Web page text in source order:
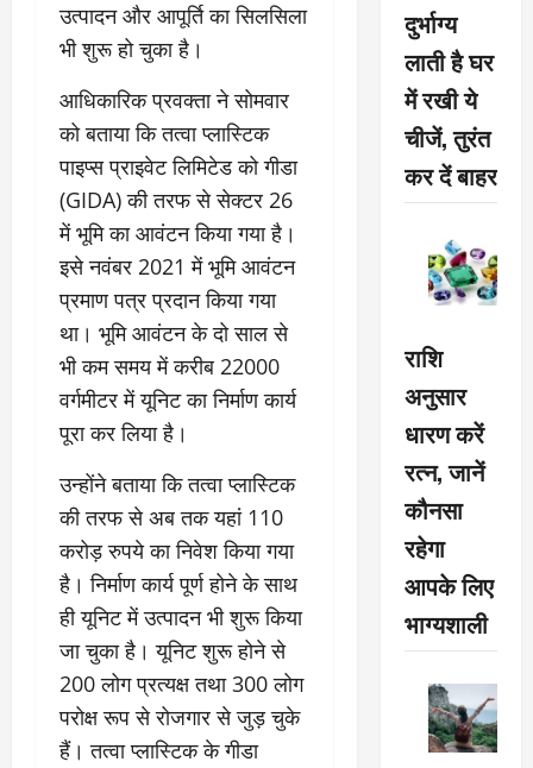
उत्पादन और आपूर्ति का सिलसिला
भी शुरू हो चुका है।
आधिकारिक प्रवक्ता ने सोमवार
को बताया कि तत्वा प्लास्टिक
पाइप्स प्राइवेट लिमिटेड को गीडा
(GIDA) की तरफ से सेक्टर 26
में भूमि का आवंटन किया गया है।
इसे नवंबर 2021 में भूमि आवंटन
प्रमाण पत्र प्रदान किया गया
था। भूमि आवंटन के दो साल से
भी कम समय में करीब 22000
वर्गमीटर में यूनिट का निर्माण कार्य
पूरा कर लिया है।
उन्होंने बताया कि तत्वा प्लास्टिक
की तरफ से अब तक यहां 110
करोड़ रुपये का निवेश किया गया
है। निर्माण कार्य पूर्ण होने के साथ
ही यूनिट में उत्पादन भी शुरू किया
जा चुका है। यूनिट शुरू होने से
200 लोग प्रत्यक्ष तथा 300 लोग
परोक्ष रूप से रोजगार से जुड़ चुके
हैं। तत्वा प्लास्टिक के गीडा
दुर्भाग्य
लाती है घर
में रखी ये
चीजें, तुरंत
कर दें बाहर
राशि
अनुसार
धारण करें
रत्न, जानें
कौनसा
रहेगा
आपके लिए
भाग्यशाली